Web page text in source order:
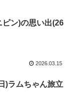
ピン)の思い出(26
2026.03.15
)ラムちゃん旅立